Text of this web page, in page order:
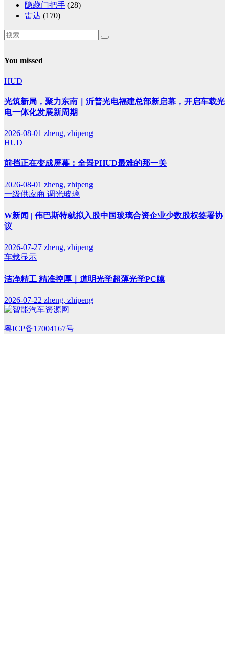
隐藏门把手 (28)
雷达 (170)
You missed
HUD
光筑新局，聚力东南｜沂普光电福建总部新启幕，开启车载光
电一体化发展新周期
2026-08-01 zheng, zhipeng
HUD
前挡正在变成屏幕：全景PHUD最难的那一关
2026-08-01 zheng, zhipeng
一级供应商 调光玻璃
W新闻 | 伟巴斯特就拟入股中国玻璃合资企业少数股权签署协
议
2026-07-27 zheng, zhipeng
车载显示
洁净精工 精准控厚｜道明光学超薄光学PC膜
2026-07-22 zheng, zhipeng
粤ICP备17004167号